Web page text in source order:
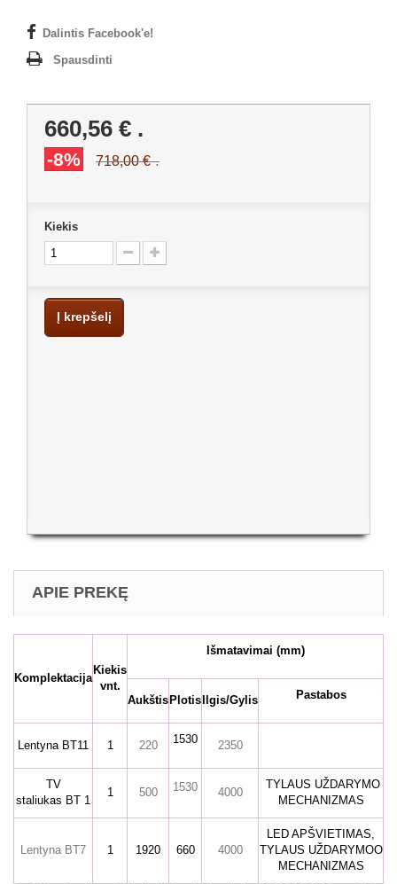
Dalintis Facebook'e!
Spausdinti
660,56 € .
-8% 718,00 €.
Kiekis
Į krepšelį
APIE PREKĘ
Komplektacija
Kiekis
vnt.
Išmatavimai (mm)
Aukštis Plotis Ilgis/Gylis Pastabos
Lentyna BT11 1 220 1530 2350
TV
staliukas BT 1
1 500 1530 4000
TYLAUS UŽDARYMO
MECHANIZMAS
Lentyna BT7 1 1920 660 4000
LED APŠVIETIMAS,
TYLAUS UŽDARYMOO
MECHANIZMAS